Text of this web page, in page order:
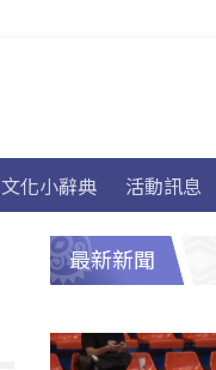
文化小辭典 活動訊息
最新新聞